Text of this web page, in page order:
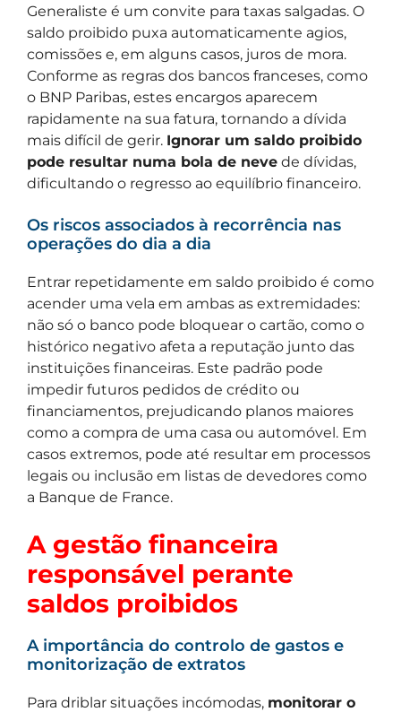
Generaliste é um convite para taxas salgadas. O
saldo proibido puxa automaticamente agios,
comissões e, em alguns casos, juros de mora.
Conforme as regras dos bancos franceses, como
o BNP Paribas, estes encargos aparecem
rapidamente na sua fatura, tornando a dívida
mais difícil de gerir. Ignorar um saldo proibido
pode resultar numa bola de neve de dívidas,
dificultando o regresso ao equilíbrio financeiro.
Os riscos associados à recorrência nas
operações do dia a dia
Entrar repetidamente em saldo proibido é como
acender uma vela em ambas as extremidades:
não só o banco pode bloquear o cartão, como o
histórico negativo afeta a reputação junto das
instituições financeiras. Este padrão pode
impedir futuros pedidos de crédito ou
financiamentos, prejudicando planos maiores
como a compra de uma casa ou automóvel. Em
casos extremos, pode até resultar em processos
legais ou inclusão em listas de devedores como
a Banque de France.
A gestão financeira
responsável perante
saldos proibidos
A importância do controlo de gastos e
monitorização de extratos
Para driblar situações incómodas, monitorar o